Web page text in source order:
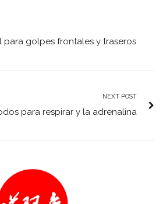
para golpes frontales y traseros
NEXT POST
para respirar y la adrenalina